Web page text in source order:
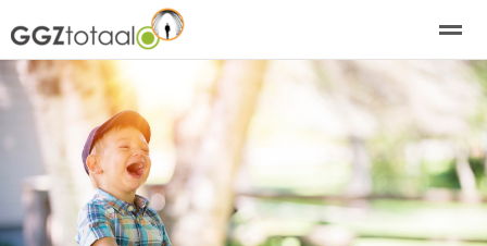
over GGZTotaal abonneren agenda adverteren E-
Home Nieuws Pagina's E-